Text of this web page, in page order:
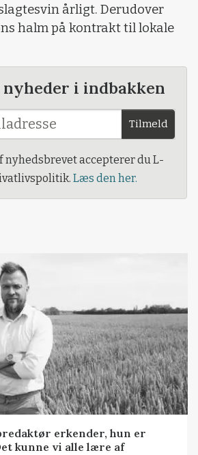
årligt. Derudover
halm på kontrakt til lokale
nyheder i indbakken
Tilmeld
nyhedsbrevet accepterer du L-
Læs den her.
erkender, hun er
kunne vi alle lære af